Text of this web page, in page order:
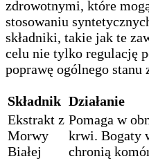
zdrowotnymi, które
stosowaniu
składniki, takie jak te
celu nie tylko regulację
poprawę ogólnego stanu
Składnik Działanie
Ekstrakt z
Morwy
Białej
Pomaga w
krwi. Bogaty
chronią